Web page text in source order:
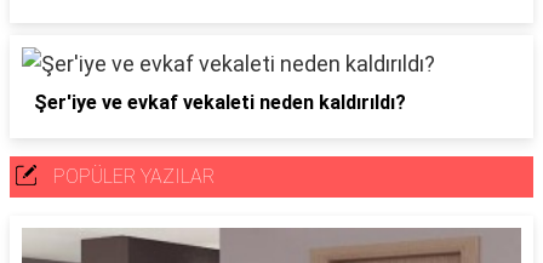
Şer'iye ve evkaf vekaleti neden kaldırıldı?
POPÜLER YAZILAR